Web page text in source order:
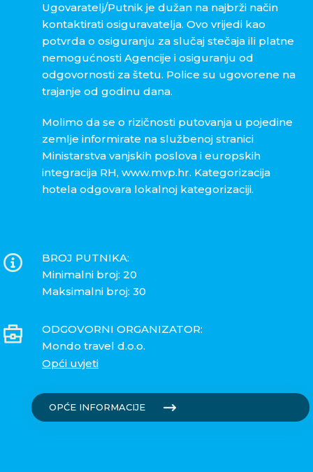
Ugovaratelj/Putnik je dužan na najbrži način
kontaktirati osiguravatelja. Ovo vrijedi kao
potvrda o osiguranju za slučaj stečaja ili platne
nemogućnosti Agencije i osiguranju od
odgovornosti za štetu. Police su ugovorene na
trajanje od godinu dana.
Molimo da se o rizičnosti putovanja u pojedine
zemlje informirate na službenoj stranici
Ministarstva vanjskih poslova i europskih
integracija RH, www.mvp.hr. Kategorizacija
hotela odgovara lokalnoj kategorizaciji.
BROJ PUTNIKA:
Minimalni broj: 20
Maksimalni broj: 30
ODGOVORNI ORGANIZATOR:
Mondo travel d.o.o.
Opći uvjeti
OPĆE INFORMACIJE